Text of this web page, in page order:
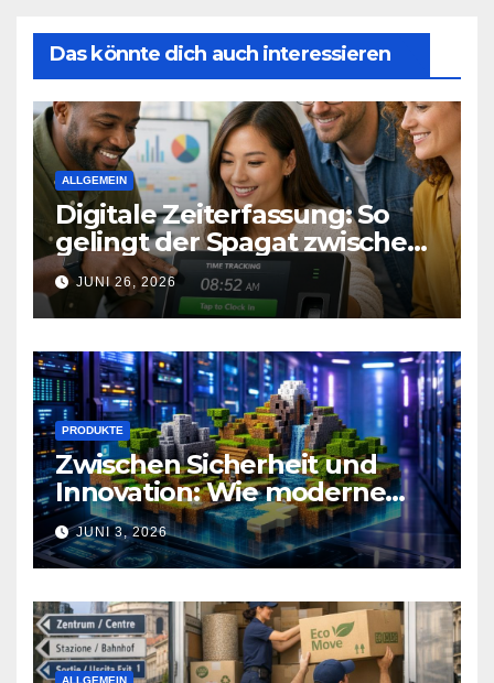
Das könnte dich auch interessieren
ALLGEMEIN
Digitale Zeiterfassung: So
gelingt der Spagat zwischen
Arbeitsalltag und effizienter
Personalplanung
JUNI 26, 2026
PRODUKTE
Zwischen Sicherheit und
Innovation: Wie moderne
Technik Gaming-
Communities neu definiert
JUNI 3, 2026